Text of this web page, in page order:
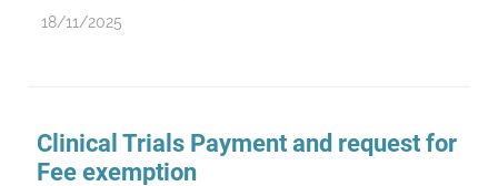
18/11/2025
Clinical Trials Payment and request for
Fee exemption